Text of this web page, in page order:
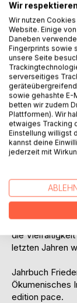
Das vierte
"Feindbild
bilden
Geschichte der
Kirchen und
Aufsätze und
Staat
Bezug auf
Rubrik "Vision
wird unter
dieses
ausführlichen
die
letzten Jahren
Jahrbuch
Ökumenisches
edition pace.
Wir
Wir nutzen
Website. Einige
Daneben
Fingerprints sowie
unsere Seite
serverseitiges
sowie gehashte E-
betten wir zudem
Plattformen). Wir
etwaiges Tracking
Einstellung willigst
kannst deine
jederzeit mit